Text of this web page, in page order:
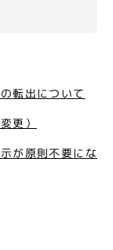
転出について
更）
が原則不要にな